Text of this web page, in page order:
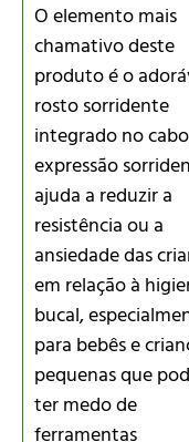
O elemento mais
chamativo deste
produto é o
rosto sorridente
integrado no
expressão
ajuda a reduzir a
resistência ou a
ansiedade das
em relação à
bucal,
para bebês e
pequenas que
ter medo de